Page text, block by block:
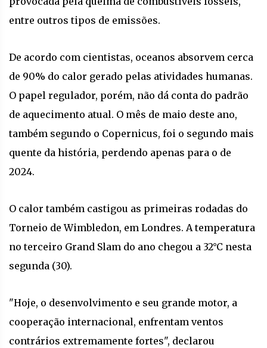
entre outros tipos de emissões.
De acordo com cientistas, oceanos absorvem cerca
de 90% do calor gerado pelas atividades humanas.
O papel regulador, porém, não dá conta do padrão
de aquecimento atual. O mês de maio deste ano,
também segundo o Copernicus, foi o segundo mais
quente da história, perdendo apenas para o de
2024.
O calor também castigou as primeiras rodadas do
Torneio de Wimbledon, em Londres. A temperatura
no terceiro Grand Slam do ano chegou a 32°C nesta
segunda (30).
"Hoje, o desenvolvimento e seu grande motor, a
cooperação internacional, enfrentam ventos
contrários extremamente fortes", declarou